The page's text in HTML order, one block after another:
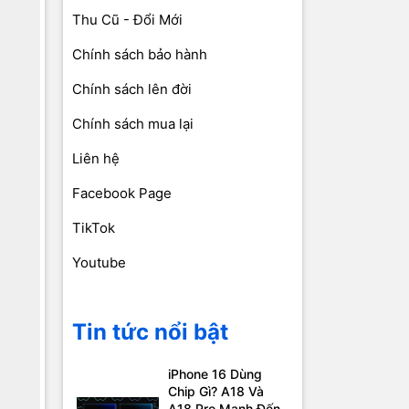
Thu Cũ - Đổi Mới
Chính sách bảo hành
Chính sách lên đời
Chính sách mua lại
Liên hệ
Facebook Page
TikTok
Youtube
Tin tức nổi bật
iPhone 16 Dùng
Chip Gì? A18 Và